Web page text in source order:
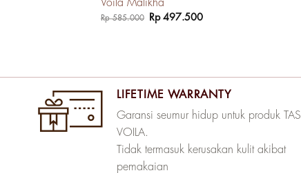
Voila Malikha
Rp585.000
Harga
aslinya
Rp497.500Harga
LIFETIME WARRANTY
Garansi seumur hidup untuk produk TAS
VOILA.
Tidak termasuk kerusakan kulit akibat
pemakaian